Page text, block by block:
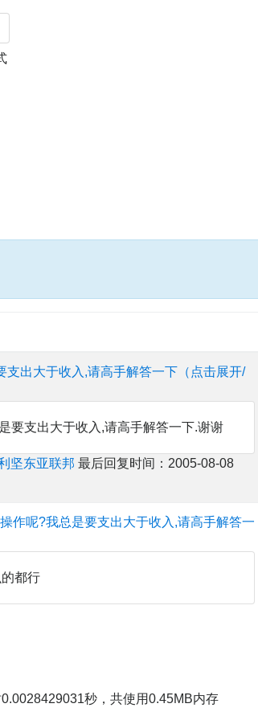
出大于收入,请高手解答一下（点击展开/
要支出大于收入,请高手解答一下.谢谢
坚东亚联邦 最后回复时间：2005-08-08
作呢?我总是要支出大于收入,请高手解答一
都行
秒，共使用0.45MB内存